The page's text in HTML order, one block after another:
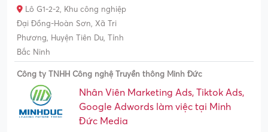
Lô G1-2-2, Khu công nghiệp
Đại Đồng-Hoàn Sơn, Xã Tri
Phương, Huyện Tiên Du, Tỉnh
Bắc Ninh
Công ty TNHH Công nghệ Truyền thông Minh Đức
Nhân Viên Marketing Ads, Tiktok Ads,
Google Adwords làm việc tại Minh
Đức Media